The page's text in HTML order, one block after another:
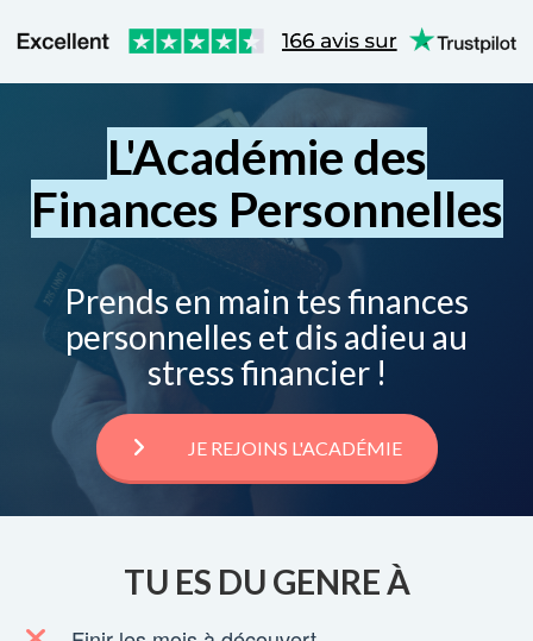
L'Académie des
Finances Personnelles
Prends en main tes finances
personnelles et dis adieu au
stress financier !
JE REJOINS L'ACADÉMIE
TU ES DU GENRE À